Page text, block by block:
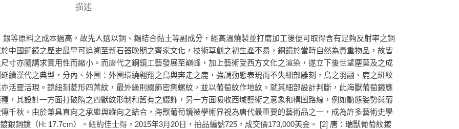
描述
等原料之成本過高，故先人選以銅、錫結合黏土等副成分，經高溫燒製並打磨加工後便可取得含有足夠反射率之銅
中國銅鏡之歷史最早可追溯至新石器晚期之齊家文化，技術草創之初生產不易，銅鏡於當時自然為貴重物品，故皆
寸亦隨講求實用性而縮小。而唐代之銅鏡工藝發展至巔峰，加上藝術受西方文化之渲染，遂立下後世望塵莫及之成
續漢代之典型，分內、外圈：外圈環繞翱翔之鳥與奔走之鹿，強調動態表現而不失細部雕刻，鳥之羽翮、鹿之斑紋
活靈活現。鏡紐刻菱形四葉紋，最外緣則綴飾密集螺紋，並以葡萄紋作地紋。就其細部設計判斷，此海獸葡萄鏡應
，其設計一方面打破隋之四獸紋形制和舊有之綴飾，另一方面吸收西域藝術之意象和構圖路線，例如動態姿勢與葡
千秋。由於兼具直向之承繼與縱向之結合，海獸葡萄鏡被學術界視為唐代最重要的藝術品之一，成為許多藝術史學
銅鏡（H: 17.7cm）。紐約佳士得，2015年3月20日，拍品編號725，成交價173,000美金。 [2] 唐：瑞獸葡萄紋鍍